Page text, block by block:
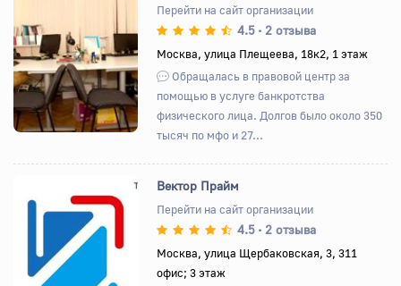
Назад Вперед
Перейти на сайт организации
4.5 • 2 отзыва
Москва, улица Плещеева, 18к2, 1 этаж
Обращалась в правовой центр за
помощью в услуге банкротства
физического лица. Долгов было около 350
тысяч по мфо и 27...
Назад Вперед
Вектор Прайм
Перейти на сайт организации
4.5 • 2 отзыва
Москва, улица Щербаковская, 3, 311
офис; 3 этаж